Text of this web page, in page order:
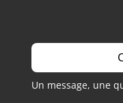
Un message, une